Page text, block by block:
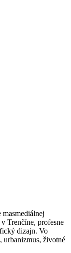
Trenčíne, profesne
dizajn. Vo
urbanizmus, životné